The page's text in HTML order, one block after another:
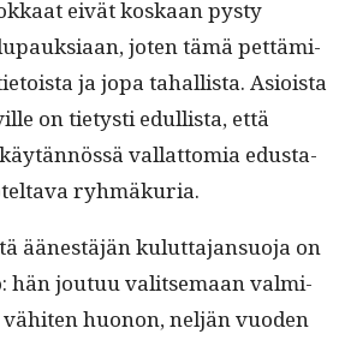
eivät koskaan pysty
joten tämä pet­tämi­
ja jopa tahal­lista. Asioista
on tietysti edullista, että
val­lat­to­mia edus­ta­
ryhmäkuria.
äänestäjän kulut­ta­jan­suo­ja on
hän joutuu val­it­se­maan valmi­
huonon, neljän vuo­den